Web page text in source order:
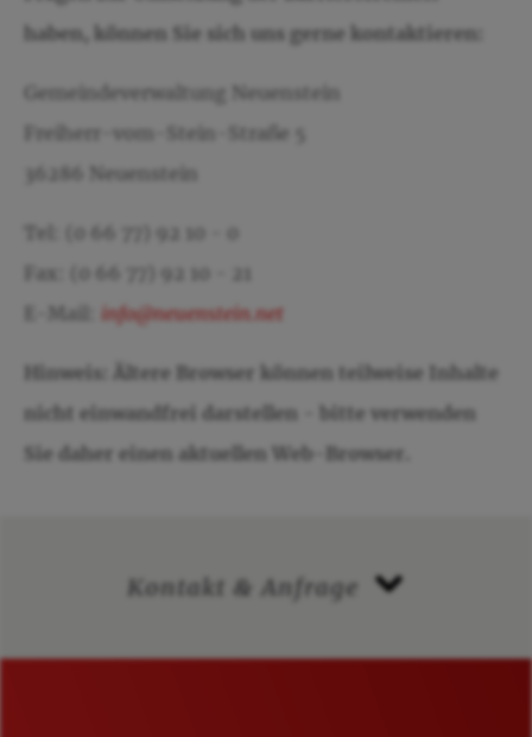
haben, können Sie sich uns gerne kontaktieren:
Gemeindeverwaltung Neuenstein
Freiherr-vom-Stein-Straße 5
36286 Neuenstein
Tel: (0 66 77) 92 10 - 0
Fax: (0 66 77) 92 10 - 21
E-Mail:
info@neuenstein.net
Hinweis: Ältere Browser können teilweise Inhalte
nicht einwandfrei darstellen - bitte verwenden
Sie daher einen aktuellen Web-Browser.
Kontakt & Anfrage